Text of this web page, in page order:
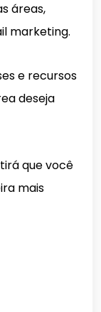
áreas,
marketing.
e recursos
deseja
que você
mais